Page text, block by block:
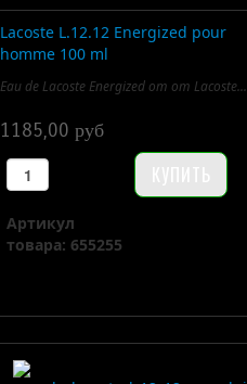
Lacoste L.12.12 Energized pour
homme 100 ml
Eau de Lacoste Energized от от Lacoste...
1185,00 руб
Артикул
товара: 655255